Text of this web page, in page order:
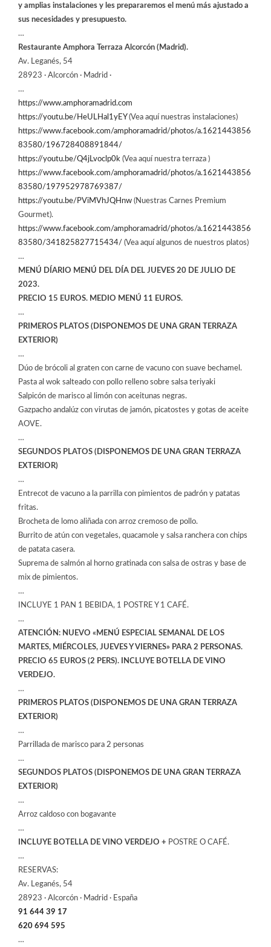
y amplias instalaciones y les prepararemos el menú más ajustado a
sus necesidades y presupuesto.
…
Restaurante Amphora Terraza Alcorcón (Madrid).
Av. Leganés, 54
28923 · Alcorcón · Madrid ·
…
https://www.amphoramadrid.com
https://youtu.be/HeULHal1yEY(Vea aquí nuestras instalaciones)
https://www.facebook.com/amphoramadrid/photos/a.1621443856
83580/196728408891844/
https://youtu.be/Q4jLvoclp0k (Vea aquí nuestra terraza )
https://www.facebook.com/amphoramadrid/photos/a.1621443856
83580/197952978769387/
https://youtu.be/PViMVhJQHnw (Nuestras Carnes Premium
Gourmet).
https://www.facebook.com/amphoramadrid/photos/a.1621443856
83580/341825827715434/ (Vea aquí algunos de nuestros platos)
…
MENÚ DÍARIO MENÚ DEL DÍA DEL JUEVES 20 DE JULIO DE
2023.
PRECIO 15 EUROS. MEDIO MENÚ 11 EUROS.
…
PRIMEROS PLATOS (DISPONEMOS DE UNA GRAN TERRAZA
EXTERIOR)
…
Dúo de brócoli al graten con carne de vacuno con suave bechamel.
Pasta al wok salteado con pollo relleno sobre salsa teriyaki
Salpicón de marisco al limón con aceitunas negras.
Gazpacho andalúz con virutas de jamón, picatostes y gotas de aceite
AOVE.
…
SEGUNDOS PLATOS (DISPONEMOS DE UNA GRAN TERRAZA
EXTERIOR)
…
Entrecot de vacuno a la parrilla con pimientos de padrón y patatas
fritas.
Brocheta de lomo aliñada con arroz cremoso de pollo.
Burrito de atún con vegetales, quacamole y salsa ranchera con chips
de patata casera.
Suprema de salmón al horno gratinada con salsa de ostras y base de
mix de pimientos.
…
INCLUYE 1 PAN 1 BEBIDA, 1 POSTRE Y 1 CAFÉ.
…
ATENCIÓN: NUEVO «MENÚ ESPECIAL SEMANAL DE LOS
MARTES, MIÉRCOLES, JUEVES Y VIERNES» PARA 2 PERSONAS.
PRECIO 65 EUROS (2 PERS). INCLUYE BOTELLA DE VINO
VERDEJO.
…
PRIMEROS PLATOS (DISPONEMOS DE UNA GRAN TERRAZA
EXTERIOR)
…
Parrillada de marisco para 2 personas
…
SEGUNDOS PLATOS (DISPONEMOS DE UNA GRAN TERRAZA
EXTERIOR)
…
Arroz caldoso con bogavante
…
INCLUYE BOTELLA DE VINO VERDEJO + POSTRE O CAFÉ.
…
RESERVAS:
Av. Leganés, 54
28923 · Alcorcón · Madrid · España
91 644 39 17
620 694 595
…